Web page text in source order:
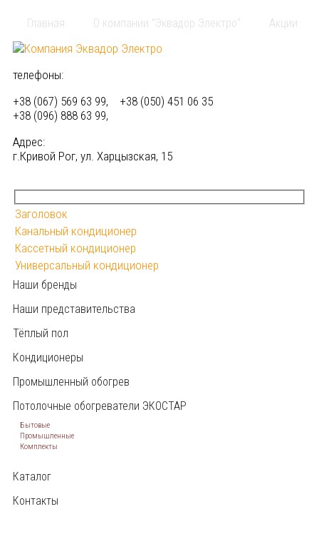
Главная О компании "Эквадор Электро" Акции
телефоны:
+38 (067) 569 63 99, +38 (050) 451 06 35
+38 (096) 888 63 99,
Адрес:
г.Кривой Рог, ул. Харцызская, 15
Заголовок
Канальный кондиционер
Кассетный кондиционер
Универсальный кондиционер
Наши бренды
Наши представительства
Тёплый пол
Кондиционеры
Промышленный обогрев
Потолочные обогреватели ЭКОСТАР
Бытовые
Промышленные
Комплекты
Каталог
Контакты